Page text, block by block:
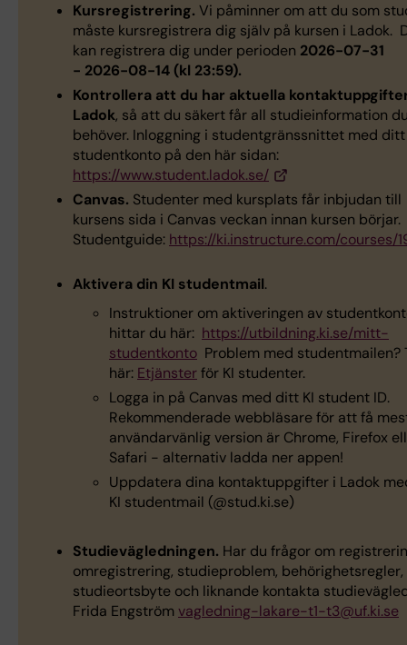
Kursregistrering. Vi påminner om att du som
måste kursregistrera dig själv på kursen i Ladok.
kan registrera dig under perioden 2026-07-31
- 2026-08-14 (kl 23:59).
Kontrollera att du har aktuella
Ladok, så att du säkert får all studieinformation
behöver. Inloggning i studentgränssnittet med ditt
studentkonto på den här sidan:
https://www.student.ladok.se/
Canvas. Studenter med kursplats får inbjudan till
kursens sida i Canvas veckan innan kursen börjar.
Studentguide: https://ki.instructure.com/courses/
Aktivera din KI studentmail.
Instruktioner om aktiveringen av
hittar du här: https://utbildning.ki.se/mitt-
studentkonto Problem med studentmailen?
här: Etjänsterför KI studenter.
Logga in på Canvas med ditt KI student ID.
Rekommenderade webbläsare för att få
användarvänlig version är Chrome, Firefox
Safari - alternativ ladda ner appen!
Uppdatera dina kontaktuppgifter i Ladok
KI studentmail (@stud.ki.se)
Studievägledningen. Har du frågor om
omregistrering, studieproblem, behörighetsregler,
studieortsbyte och liknande kontakta
Frida Engström vagledning-lakare-t1-t3@uf.ki.se